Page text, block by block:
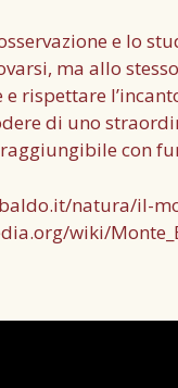
e lo
ma allo
rispettare
di uno
con
natura/il-
wiki/